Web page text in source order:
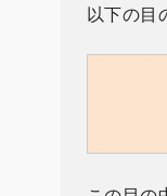
以下の目